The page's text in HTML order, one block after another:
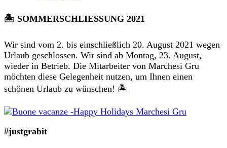
🏝 SOMMERSCHLIESSUNG 2021
Wir sind vom 2. bis einschließlich 20. August 2021 wegen
Urlaub geschlossen. Wir sind ab Montag, 23. August,
wieder in Betrieb. Die Mitarbeiter von Marchesi Gru
möchten diese Gelegenheit nutzen, um Ihnen einen
schönen Urlaub zu wünschen! 🏝
#justgrabit